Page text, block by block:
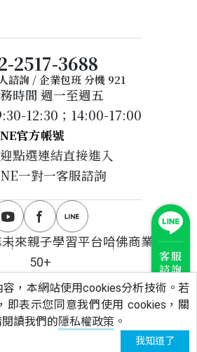
2517-3688
諮詢 / 企業包班 分機 921
時間 週一至週五
12:30；14:00-17:00
官方帳號
點選連結直接進入
一對一客服諮詢
未來親子學習平台哈佛商業評論
50+
遠見天下文化出版股份有限公
rights reserved.
客服
諮詢
，本網站使用cookies分析技術。若
即表示您同意我們使用 cookies，關
讀我們的隱私權政策 。
我知道了